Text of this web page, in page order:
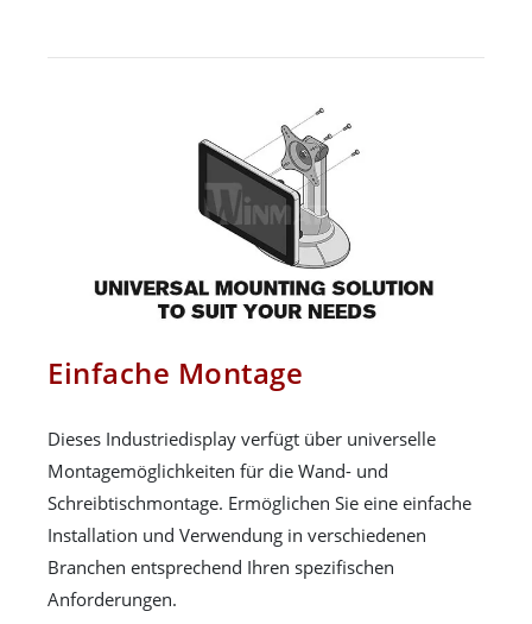
Einfache Montage
Dieses Industriedisplay verfügt über universelle
Montagemöglichkeiten für die Wand- und
Schreibtischmontage. Ermöglichen Sie eine einfache
Installation und Verwendung in verschiedenen
Branchen entsprechend Ihren spezifischen
Anforderungen.